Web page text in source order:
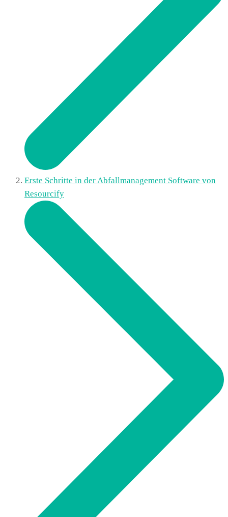
Erste Schritte in der Abfallmanagement Software von
Resourcify